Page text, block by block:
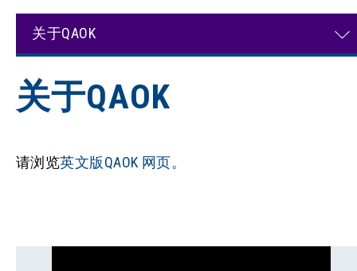
关于QAOK
关于QAOK
请浏览英文版QAOK 网页。